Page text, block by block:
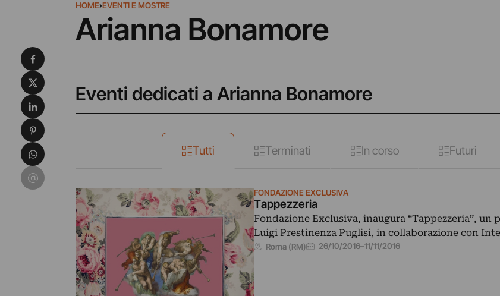
HOME›EVENTI E MOSTRE
Arianna Bonamore
Eventi dedicati a Arianna Bonamore
Tutti Terminati In corso Futuri
FONDAZIONE EXCLUSIVA
Tappezzeria
Fondazione Exclusiva, inaugura “Tappezzeria”, un
Luigi Prestinenza Puglisi, in collaborazione con
Roma (RM) 26/10/2016–11/11/2016
Condividi su Facebook
Condividi su X
Condividi su LinkedIn
Condividi su Pinterest
Condividi su WhatsApp
Condividi su Email